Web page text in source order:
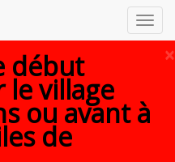
×
début
le village
ou avant à
de